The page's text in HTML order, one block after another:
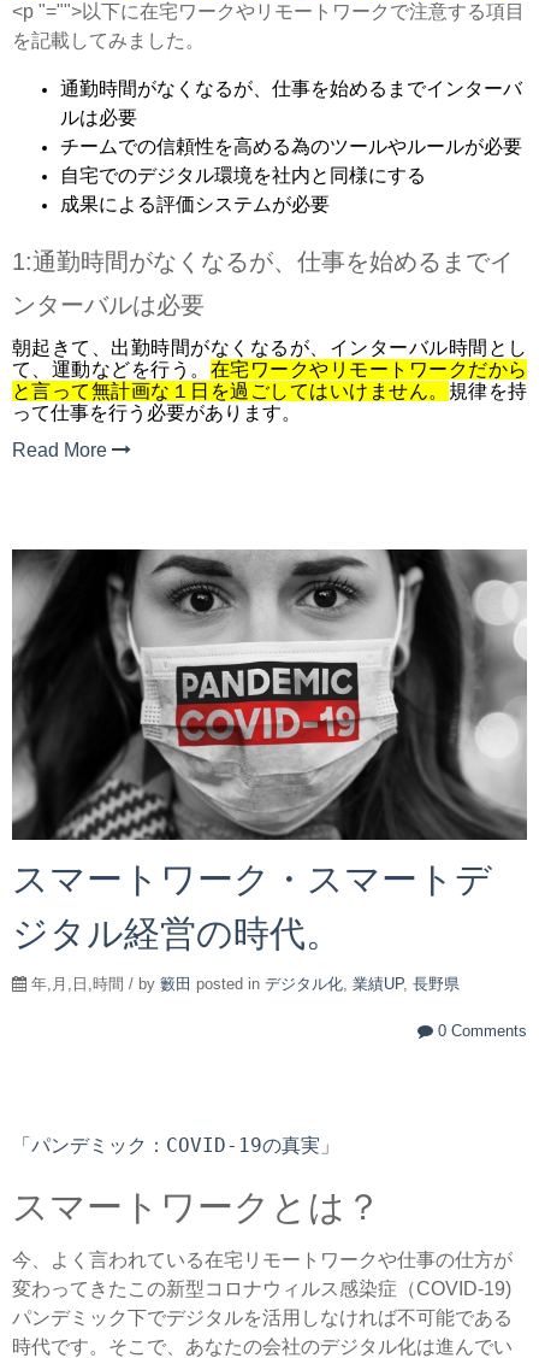
<p "="">以下に在宅ワークやリモートワークで注意する項目
を記載してみました。
通勤時間がなくなるが、仕事を始めるまでインターバ
ルは必要
チームでの信頼性を高める為のツールやルールが必要
自宅でのデジタル環境を社内と同様にする
成果による評価システムが必要
1:通勤時間がなくなるが、仕事を始めるまでイ
ンターバルは必要
朝起きて、出勤時間がなくなるが、インターバル時間とし
て、運動などを行う。 在宅ワークやリモートワークだから
と言って無計画な１日を過ごしてはいけません。 規律を持
って仕事を行う必要があります。
Read More
スマートワーク・スマートデ
ジタル経営の時代。
年,月,日,時間 / by 籔田 posted in デジタル化 業績UP, 長野県
0 Comments
「パンデミック：COVID-19の真実」
スマートワークとは？
今、よく言われている在宅リモートワークや仕事の仕方が
変わってきたこの新型コロナウィルス感染症（COVID-19)
パンデミック下でデジタルを活用しなければ不可能である
時代です。そこで、あなたの会社のデジタル化は進んでい